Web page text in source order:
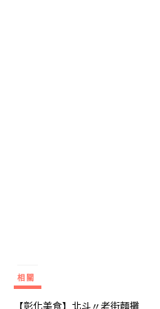
相關
【彰化美食】北斗〃老街麵攤